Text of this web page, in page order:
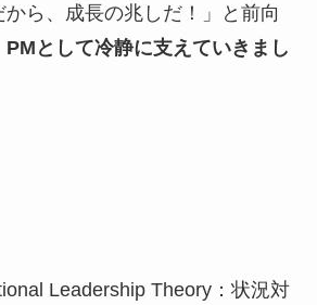
から、成長の兆しだ！」と前向
PMとして冷静に支えていきまし
Leadership Theory：状況対